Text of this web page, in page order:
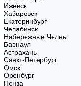
Ижевск
Хабаровск
Екатеринбург
Челябинск
Набережные Челны
Барнаул
Астрахань
Санкт-Петербург
Омск
Оренбург
Пенза